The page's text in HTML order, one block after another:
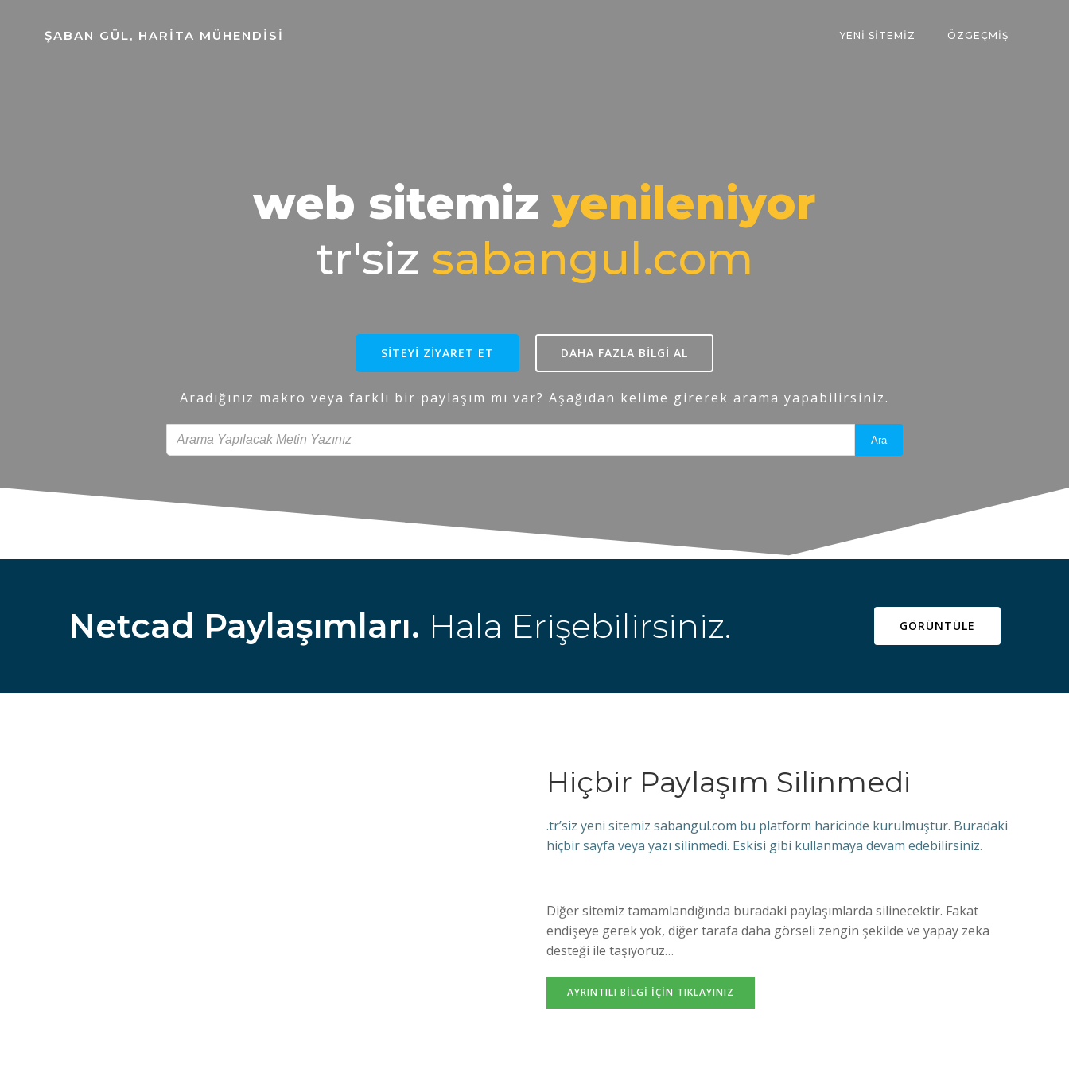
ŞABAN GÜL, HARITA MÜHENDISI YENI SITEMIZ ÖZGEÇMIŞ
web sitemizyenileniyor
tr'siz sabangul.com
SITEYI ZIYARET ET DAHA FAZLA BILGI AL
Aradığınız makro veya farklı bir paylaşım mı var? Aşağıdan kelime girerek arama yapabilirsiniz.
Ara
Netcad Paylaşımları. Hala Erişebilirsiniz. GÖRÜNTÜLE
Hiçbir Paylaşım Silinmedi
.tr’siz yeni sitemiz sabangul.com bu platform haricinde kurulmuştur. Buradaki
hiçbir sayfa veya yazı silinmedi. Eskisi gibi kullanmaya devam edebilirsiniz.
Diğer sitemiz tamamlandığında buradaki paylaşımlarda silinecektir. Fakat
endişeye gerek yok, diğer tarafa daha görseli zengin şekilde ve yapay zeka
desteği ile taşıyoruz…
AYRINTILI BILGI IÇIN TIKLAYINIZ